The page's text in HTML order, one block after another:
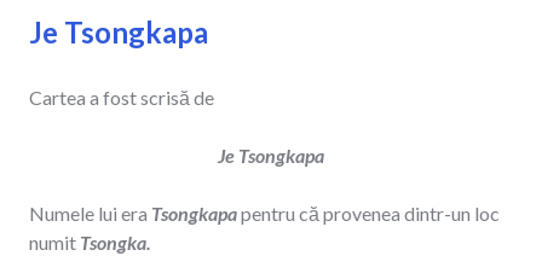
Je Tsongkapa
Cartea a fost scrisă de
Je Tsongkapa
Numele lui era Tsongkapapentru că provenea dintr-un loc
numit Tsongka.